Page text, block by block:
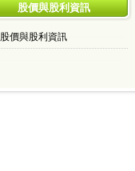
股價與股利資訊
股價與股利資訊